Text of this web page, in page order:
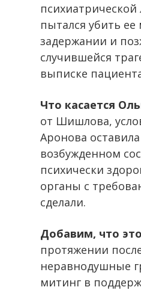
пытался убить
задержании и
случившейся
выписке
Что касается
от Шишлова,
Аронова
возбужденном
психически
органы с
сделали.
Добавим, что
протяжении
неравнодушные
митинг в